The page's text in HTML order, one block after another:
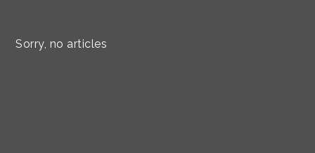
Sorry, no articles